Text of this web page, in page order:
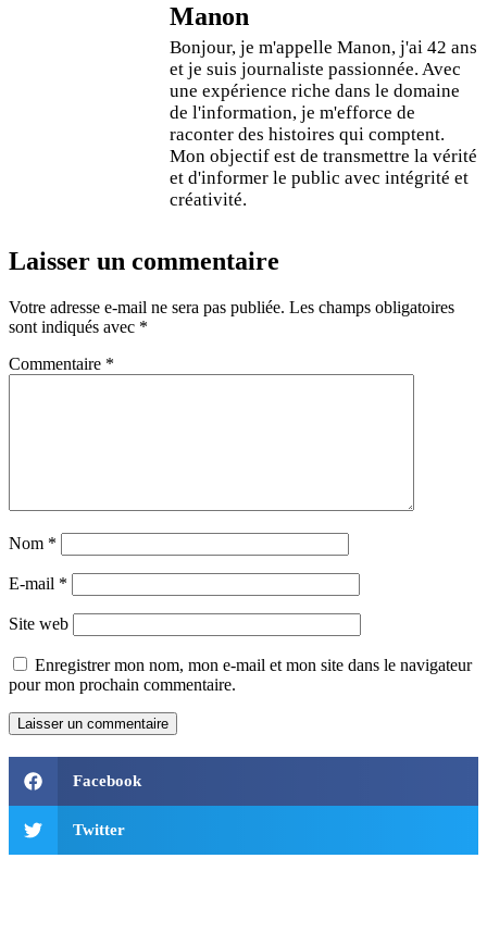
Manon
Bonjour, je m'appelle Manon, j'ai 42 ans
et je suis journaliste passionnée. Avec
une expérience riche dans le domaine
de l'information, je m'efforce de
raconter des histoires qui comptent.
Mon objectif est de transmettre la vérité
et d'informer le public avec intégrité et
créativité.
Laisser un commentaire
Votre adresse e-mail ne sera pas publiée. Les champs obligatoires
sont indiqués avec *
Commentaire *
Nom *
E-mail *
Site web
Enregistrer mon nom, mon e-mail et mon site dans le navigateur
pour mon prochain commentaire.
Facebook
Twitter